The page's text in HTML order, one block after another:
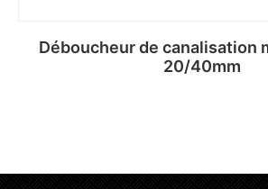
Déboucheur de canalisation
20/40mm